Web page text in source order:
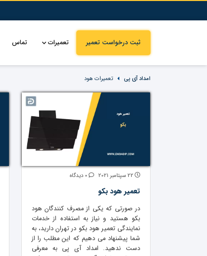
ثبت درخواست تعمیر تعمیرات تماس
امداد آی پی تعمیرات هود
تعمیر هود بکو
در صورتی که یکی از مصرف کنندگان هود
بکو هستید و نیاز به استفاده از خدمات
نمایندگی تعمیر هود بکو در تهران دارید، به
شما پیشنهاد می دهیم که این مطلب را از
دست ندهید. امداد آی پی به معرفی